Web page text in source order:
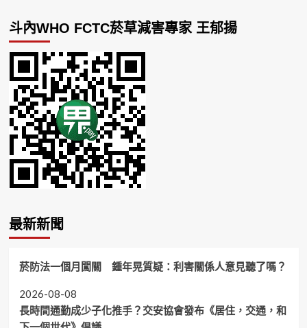
斗內WHO FCTC菸草減害專家 王郁揚
最新新聞
菸防法一個月闖關 鍾年晃質疑：利害關係人意見聽了嗎？
2026-08-08
長時間通勤成少子化推手？交安協會發布《居住，交通，和